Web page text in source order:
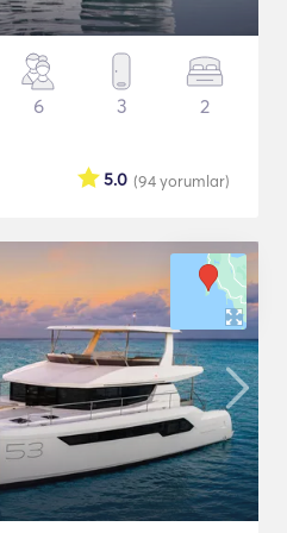
6 3 2
(94yorumlar)
5.0